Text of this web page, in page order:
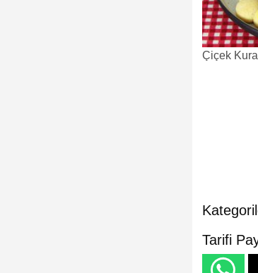
Çiçek
Tarifi